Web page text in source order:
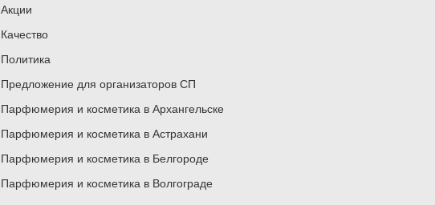
Акции
Качество
Политика
Предложение для организаторов СП
Парфюмерия и косметика в Архангельске
Парфюмерия и косметика в Астрахани
Парфюмерия и косметика в Белгороде
Парфюмерия и косметика в Волгограде